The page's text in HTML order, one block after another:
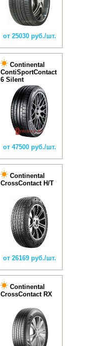
от 25030 руб./шт.
Continental
ContiSportContact
6 Silent
от 47500 руб./шт.
Continental
CrossContact H/T
от 26169 руб./шт.
Continental
CrossContact RX